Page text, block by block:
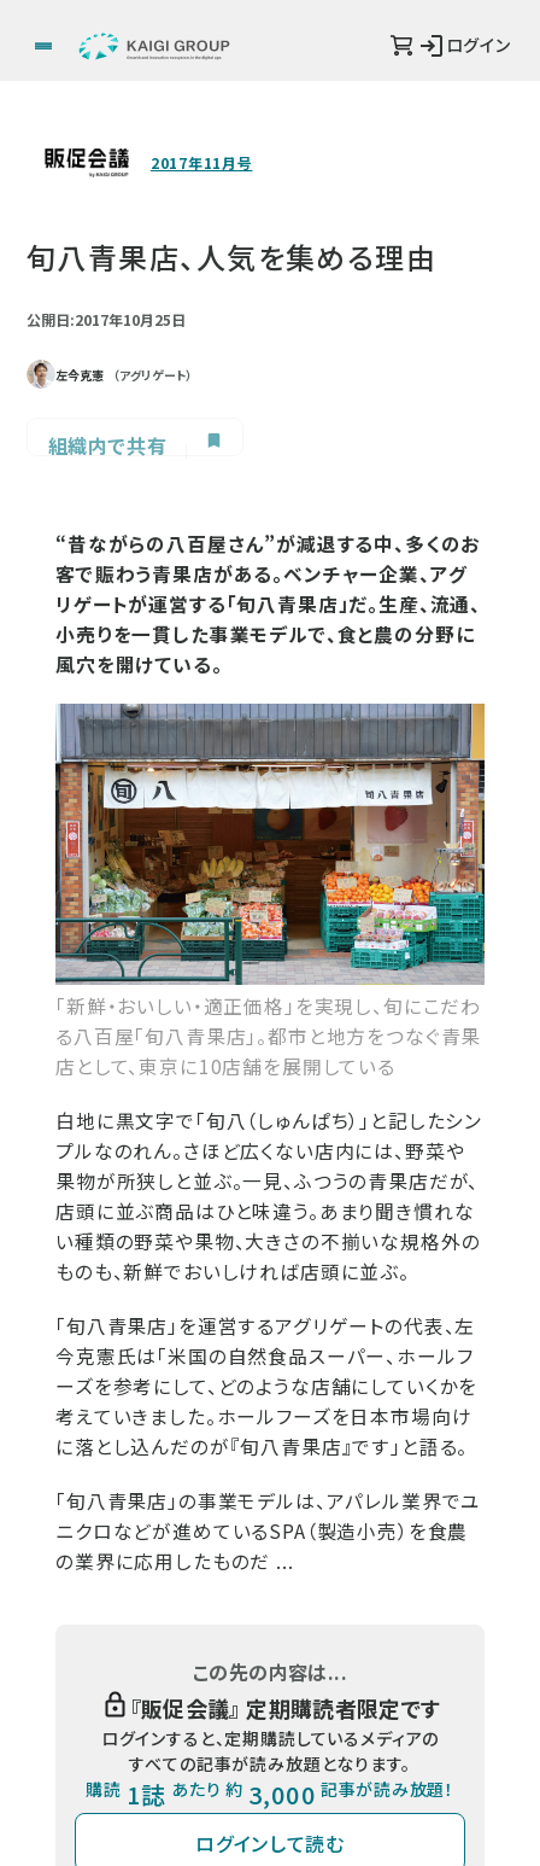
ログイン
2017年11月号
旬八青果店、人気を集める理由
公開日:2017年10月25日
左今克憲 （アグリゲート）
組織内で共有
“昔ながらの八百屋さん”が減退する中、多くのお
客で賑わう青果店がある。ベンチャー企業、アグ
リゲートが運営する「旬八青果店」だ。生産、流通、
小売りを一貫した事業モデルで、食と農の分野に
風穴を開けている。
「新鮮・おいしい・適正価格」を実現し、旬にこだわ
る八百屋「旬八青果店」。都市と地方をつなぐ青果
店として、東京に10店舗を展開している
白地に黒文字で「旬八（しゅんぱち）」と記したシン
プルなのれん。さほど広くない店内には、野菜や
果物が所狭しと並ぶ。一見、ふつうの青果店だが、
店頭に並ぶ商品はひと味違う。あまり聞き慣れな
い種類の野菜や果物、大きさの不揃いな規格外の
ものも、新鮮でおいしければ店頭に並ぶ。
「旬八青果店」を運営するアグリゲートの代表、左
今克憲氏は「米国の自然食品スーパー、ホールフ
ーズを参考にして、どのような店舗にしていくかを
考えていきました。ホールフーズを日本市場向け
に落とし込んだのが『旬八青果店』です」と語る。
「旬八青果店」の事業モデルは、アパレル業界でユ
ニクロなどが進めているSPA（製造小売）を食農
の業界に応用したものだ ...
この先の内容は...
『販促会議』 定期購読者限定です
ログインすると、定期購読しているメディアの
すべての記事が読み放題となります。
購読 1誌 あたり 約 3,000 記事が読み放題！
ログインして読む